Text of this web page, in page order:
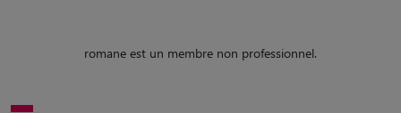
romane est un membre non professionnel.